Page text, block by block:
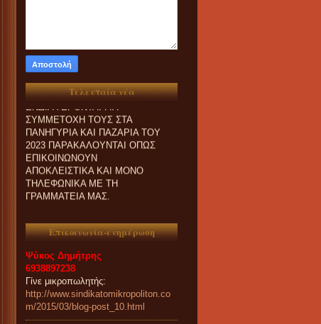
Τελευταία νέα
ΕΝΔΙΑΦΕΡΟΝΤΑΙ ΓΙΑ
ΠΑΝΗΓΥΡΙΑ ΚΑΙ ΠΑZΑΡΙΑ ΤΟΥ
2023 ΠΑΡΑΚΑΛΟΥΝΤΑΙ ΟΠΩΣ
ΕΠΙΚΟΙΝΩΝΟΥΝ
ΑΠΟΚΛΕΙΣΤΙΚΑ ΚΑΙ ΜΟΝΟ
ΤΗΛΕΦΩΝΙΚΑ ΜΕ ΤΗ
ΓΡΑΜΜΑΤΕΙΑ ΜΑΣ.
Επικοινωνία-ενημέρωση
Ψύκος Δημήτρης
6938897238
Γίνε μικροπωλητής:
http://www.sindikatomikropoliton.co
m/2015/03/blog-post_10.html